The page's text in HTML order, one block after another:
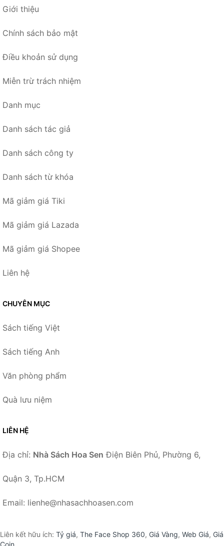
Giới thiệu
Chính sách bảo mật
Điều khoản sử dụng
Miễn trừ trách nhiệm
Danh mục
Danh sách tác giả
Danh sách công ty
Danh sách từ khóa
Mã giảm giá Tiki
Mã giảm giá Lazada
Mã giảm giá Shopee
Liên hệ
CHUYÊN MỤC
Sách tiếng Việt
Sách tiếng Anh
Văn phòng phẩm
Quà lưu niệm
LIÊN HỆ
Địa chỉ: Nhà Sách Hoa Sen Điện Biên Phủ, Phường 6,
Quận 3, Tp.HCM
Email: lienhe@nhasachhoasen.com
Liên kết hữu ích: Tỷ giá, The Face Shop 360, Giá Vàng, Web Giá, Giá